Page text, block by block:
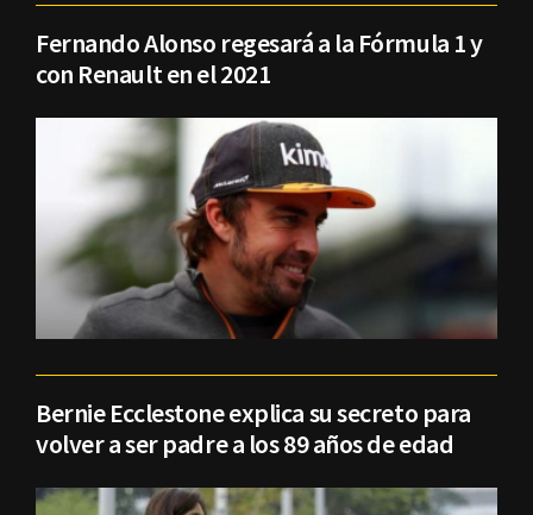
Fernando Alonso regesará a la Fórmula 1 y
con Renault en el 2021
Bernie Ecclestone explica su secreto para
volver a ser padre a los 89 años de edad